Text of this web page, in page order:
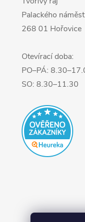
Palackého
268 01 Hořovice
Otevírací doba:
PO–PÁ:
SO: 8.30–11.30